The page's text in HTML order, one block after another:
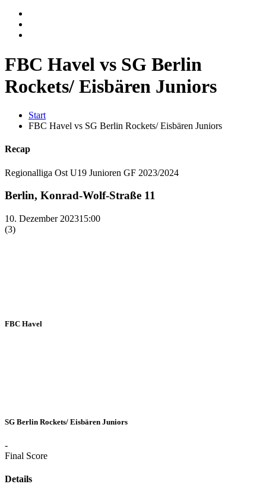
FBC Havel vs SG Berlin
Rockets/ Eisbären Juniors
Start
FBC Havel vs SG Berlin Rockets/ Eisbären Juniors
Recap
Regionalliga Ost U19 Junioren GF 2023/2024
Berlin, Konrad-Wolf-Straße 11
10. Dezember 202315:00
(3)
FBC Havel
SG Berlin Rockets/ Eisbären Juniors
-
Final Score
Details